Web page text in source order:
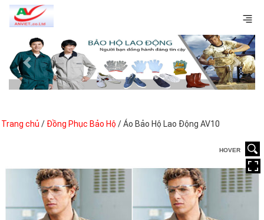
Previous Next
Trang chủ / Đồng Phục Bảo Hộ / Áo Bảo Hộ Lao Động AV10
HOVER